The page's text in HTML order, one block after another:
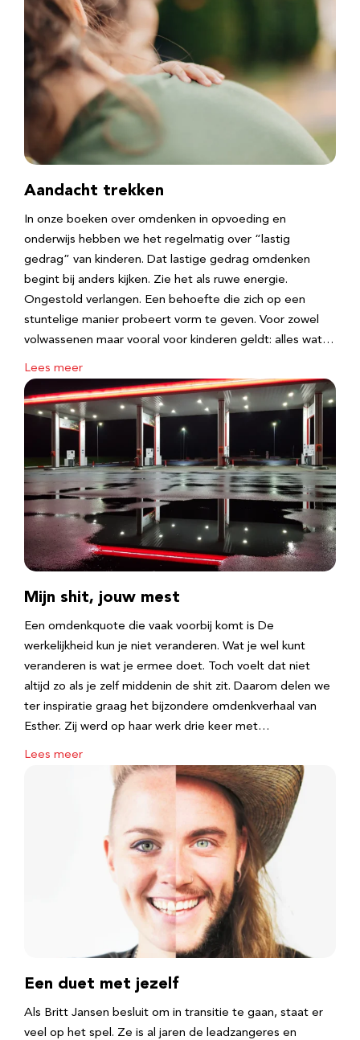
Aandacht trekken
In onze boeken over omdenken in opvoeding en
onderwijs hebben we het regelmatig over “lastig
gedrag” van kinderen. Dat lastige gedrag omdenken
begint bij anders kijken. Zie het als ruwe energie.
Ongestold verlangen. Een behoefte die zich op een
stuntelige manier probeert vorm te geven. Voor zowel
volwassenen maar vooral voor kinderen geldt: alles wat…
Lees meer
Mijn shit, jouw mest
Een omdenkquote die vaak voorbij komt is De
werkelijkheid kun je niet veranderen. Wat je wel kunt
veranderen is wat je ermee doet. Toch voelt dat niet
altijd zo als je zelf middenin de shit zit. Daarom delen we
ter inspiratie graag het bijzondere omdenkverhaal van
Esther. Zij werd op haar werk drie keer met…
Lees meer
Een duet met jezelf
Als Britt Jansen besluit om in transitie te gaan, staat er
veel op het spel. Ze is al jaren de leadzangeres en